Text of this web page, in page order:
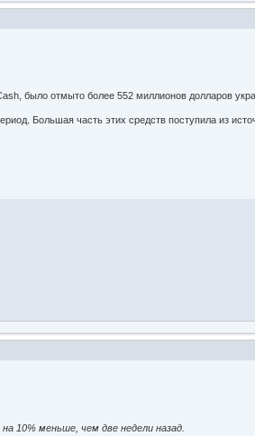
было отмыто более 552 миллионов долларов
Большая часть этих средств поступила из
10% меньше, чем две недели назад.